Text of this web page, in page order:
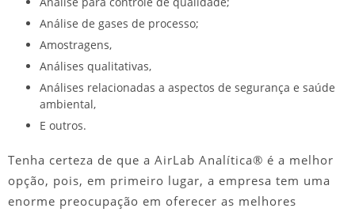
Análise de gases de processo;
Amostragens,
Análises qualitativas,
Análises relacionadas a aspectos de segurança e saúde
ambiental,
E outros.
Tenha certeza de que a AirLab Analítica® é a melhor
opção, pois, em primeiro lugar, a empresa tem uma
enorme preocupação em oferecer as melhores